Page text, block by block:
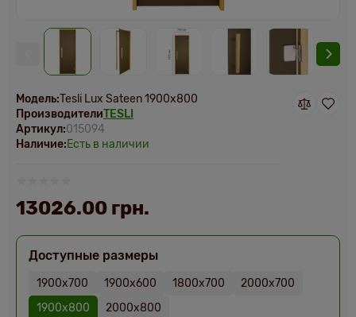
Модель:Tesli Lux Sateen 1900х800
ПроизводителиTESLI
Артикул:015094
Наличие:Есть в наличии
Доступные размеры
1900х700 1900х600 1800х700
2000х700
1900х800
2000х800
13026.00 грн.